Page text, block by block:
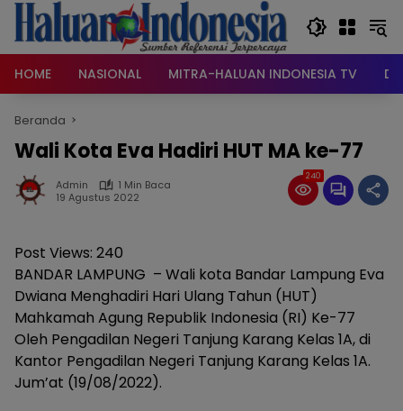
Langsung
konten
HOME
NASIONAL MITRA-HALUAN INDONESIA TV
Beranda
Wali Kota Eva Hadiri HUT MA ke-77
Admin
1 Min Baca
19 Agustus 2022
240
Post Views: 240
BANDAR LAMPUNG – Wali kota Bandar Lampung Eva
Dwiana Menghadiri Hari Ulang Tahun (HUT)
Mahkamah Agung Republik Indonesia (RI) Ke-77
Oleh Pengadilan Negeri Tanjung Karang Kelas 1A, di
Kantor Pengadilan Negeri Tanjung Karang Kelas 1A.
Jum’at (19/08/2022).